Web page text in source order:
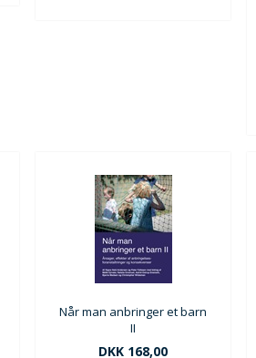
Når man anbringer et barn
II
DKK 168,00